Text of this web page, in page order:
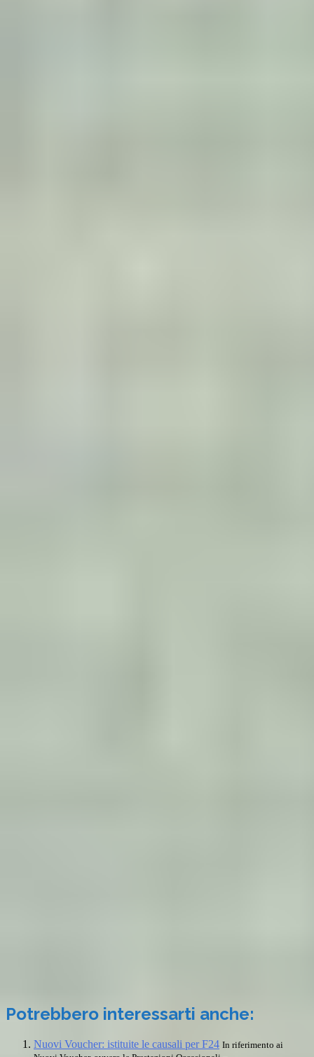
Potrebbero interessarti anche:
Nuovi Voucher: istituite le causali per F24 In riferimento ai